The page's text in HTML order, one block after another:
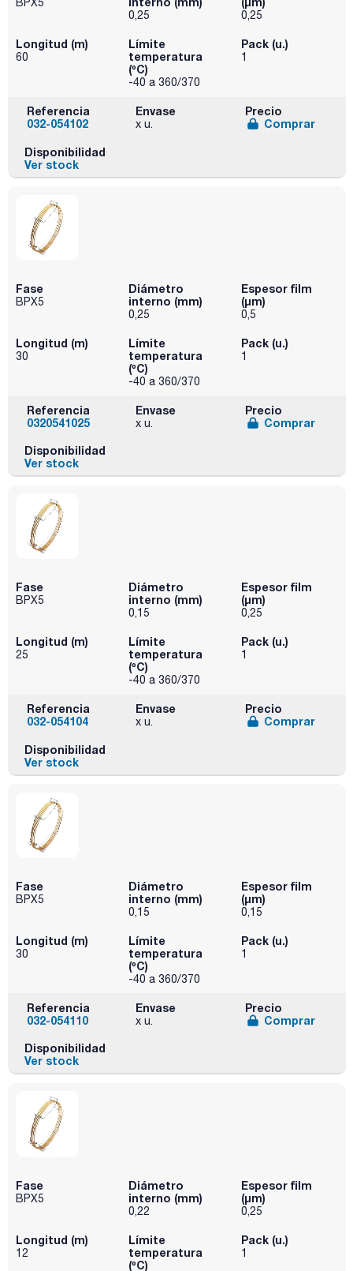
BPX5
0,25 0,25
Longitud (m)
60
Límite
temperatura
(ºC)
-40 a 360/370
Pack (u.)
1
Referencia
032-054102
Envase
x u.
Precio
Comprar
Disponibilidad
Ver stock
Fase
BPX5
Diámetro
interno (mm)
0,25
Espesor film
(µm)
0,5
Longitud (m)
30
Límite
temperatura
(ºC)
-40 a 360/370
Pack (u.)
1
Referencia
0320541025
Envase
x u.
Precio
Comprar
Disponibilidad
Ver stock
Fase
BPX5
Diámetro
interno (mm)
0,15
Espesor film
(µm)
0,25
Longitud (m)
25
Límite
temperatura
(ºC)
-40 a 360/370
Pack (u.)
1
Referencia
032-054104
Envase
x u.
Precio
Comprar
Disponibilidad
Ver stock
Fase
BPX5
Diámetro
interno (mm)
0,15
Espesor film
(µm)
0,15
Longitud (m)
30
Límite
temperatura
(ºC)
-40 a 360/370
Pack (u.)
1
Referencia
032-054110
Envase
x u.
Precio
Comprar
Disponibilidad
Ver stock
Fase
BPX5
Diámetro
interno (mm)
0,22
Espesor film
(µm)
0,25
Longitud (m)
12
Límite
temperatura
(ºC)
Pack (u.)
1